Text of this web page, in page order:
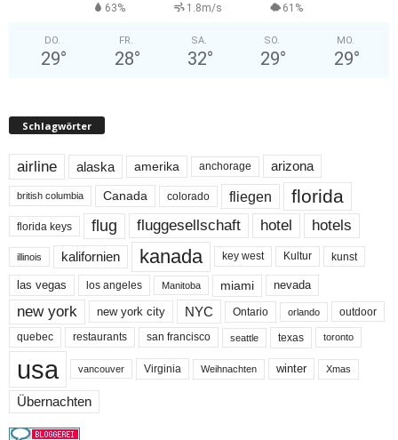
63% 1.8m/s 61%
DO.
29°
FR.
28°
SA.
32°
SO.
29°
MO.
29°
Schlagwörter
airline alaska amerika anchorage arizona
british columbia Canada colorado fliegen florida
florida keys flug fluggesellschaft hotel hotels
illinois kalifornien kanada key west Kultur kunst
las vegas los angeles Manitoba miami nevada
new york new york city NYC Ontario orlando outdoor
quebec restaurants san francisco seattle texas toronto
usa vancouver Virginia Weihnachten winter Xmas
Übernachten